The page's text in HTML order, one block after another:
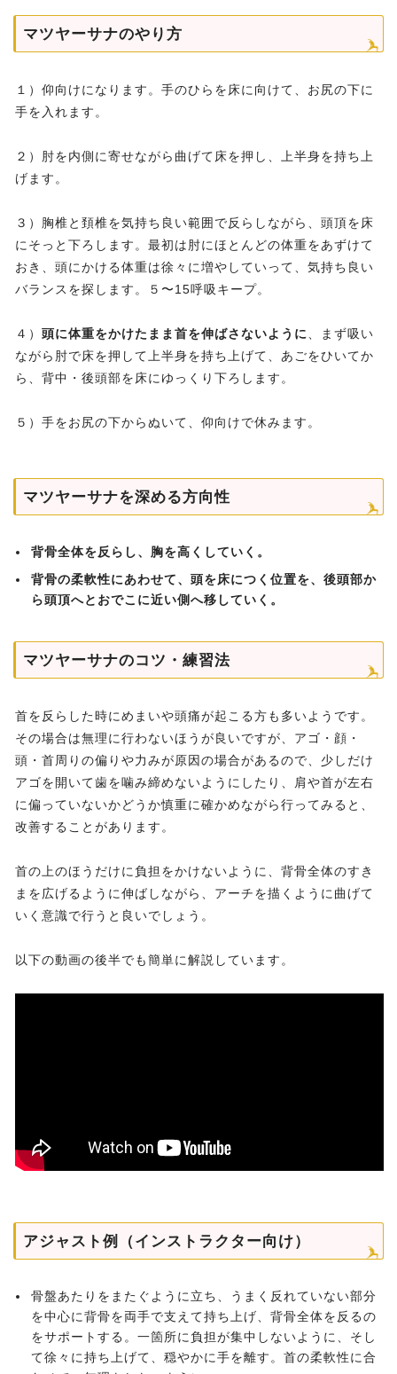
マツヤーサナのやり方
１）仰向けになります。手のひらを床に向けて、お尻の下に
手を入れます。
２）肘を内側に寄せながら曲げて床を押し、上半身を持ち上
げます。
３）胸椎と頚椎を気持ち良い範囲で反らしながら、頭頂を床
にそっと下ろします。最初は肘にほとんどの体重をあずけて
おき、頭にかける体重は徐々に増やしていって、気持ち良い
バランスを探します。５〜15呼吸キープ。
４） 頭に体重をかけたまま首を伸ばさないように
、まず吸い
ながら肘で床を押して上半身を持ち上げて、あごをひいてか
ら、背中・後頭部を床にゆっくり下ろします。
５）手をお尻の下からぬいて、仰向けで休みます。
マツヤーサナを深める方向性
背骨全体を反らし、胸を高くしていく。
背骨の柔軟性にあわせて、頭を床につく位置を、後頭部か
ら頭頂へとおでこに近い側へ移していく。
マツヤーサナのコツ・練習法
首を反らした時にめまいや頭痛が起こる方も多いようです。
その場合は無理に行わないほうが良いですが、アゴ・顔・
頭・首周りの偏りや力みが原因の場合があるので、少しだけ
アゴを開いて歯を噛み締めないようにしたり、肩や首が左右
に偏っていないかどうか慎重に確かめながら行ってみると、
改善することがあります。
首の上のほうだけに負担をかけないように、背骨全体のすき
まを広げるように伸ばしながら、アーチを描くように曲げて
いく意識で行うと良いでしょう。
以下の動画の後半でも簡単に解説しています。
アジャスト例（インストラクター向け）
骨盤あたりをまたぐように立ち、うまく反れていない部分
を中心に背骨を両手で支えて持ち上げ、背骨全体を反るの
をサポートする。一箇所に負担が集中しないように、そし
て徐々に持ち上げて、穏やかに手を離す。首の柔軟性に合